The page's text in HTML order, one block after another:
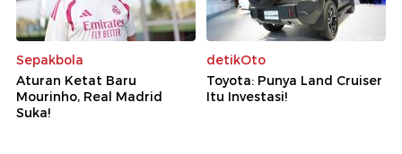
Sepakbola
Aturan Ketat Baru
Mourinho, Real Madrid
Suka!
detikOto
Toyota: Punya Land Cruiser
Itu Investasi!